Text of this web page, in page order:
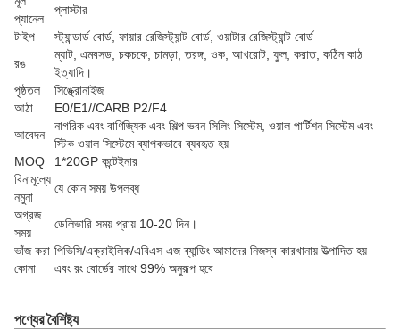
প্যানেল
প্লাস্টার
টাইপ
স্ট্যান্ডার্ড বোর্ড, ফায়ার রেজিস্ট্যান্ট বোর্ড, ওয়াটার রেজিস্ট্যান্ট বোর্ড
রঙ
ম্যাট, এমবসড, চকচকে, চামড়া, তরঙ্গ, ওক, আখরোট, ফুল, করাত, কঠিন কাঠ
ইত্যাদি।
পৃষ্ঠতল
সিঙ্ক্রোনাইজ
আঠা
E0/E1//CARB P2/F4
আবেদন
নাগরিক এবং বাণিজ্যিক এবং শিল্প ভবন সিলিং সিস্টেম, ওয়াল পার্টিশন সিস্টেম এবং
স্টিক ওয়াল সিস্টেমে ব্যাপকভাবে ব্যবহৃত হয়
MOQ
1*20GP কন্টেইনার
বিনামূল্যে
নমুনা
যে কোন সময় উপলব্ধ
অগ্রজ
সময়
ডেলিভারি সময় প্রায় 10-20 দিন।
ভাঁজ করা
কোনা
পিভিসি/এক্রাইলিক/এবিএস এজ ব্যান্ডিং আমাদের নিজস্ব কারখানায় উত্পাদিত হয়
এবং রং বোর্ডের সাথে 99% অনুরূপ হবে
পণ্যের বৈশিষ্ট্য